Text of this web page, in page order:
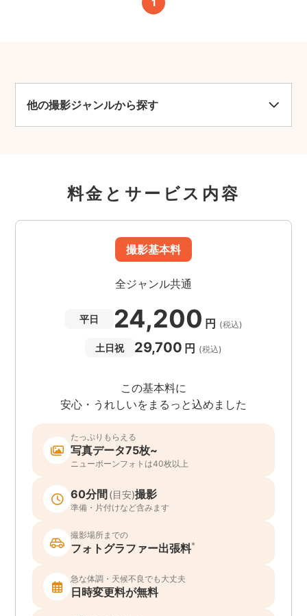
1
他の撮影ジャンルから探す
料金とサービス内容
撮影基本料
全ジャンル共通
平日 24,200 円 (税込)
土日祝 29,700 円 (税込)
この基本料に
安心・うれしいをまるっと込めました
たっぷりもらえる
写真データ75枚~
ニューボーンフォトは40枚以上
60分間(目安)撮影
準備・片付けなど含みます
撮影場所までの
フォトグラファー出張料*
急な体調・天候不良でも大丈夫
日時変更料が無料